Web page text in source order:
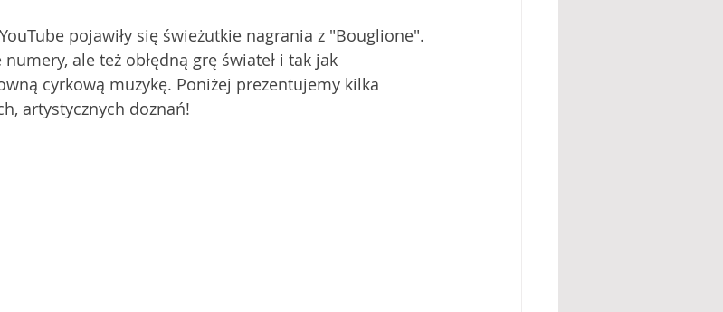
pojawiły się świeżutkie nagrania z "Bouglione".
ale też obłędną grę świateł i tak jak
cyrkową muzykę. Poniżej prezentujemy kilka
artystycznych doznań!